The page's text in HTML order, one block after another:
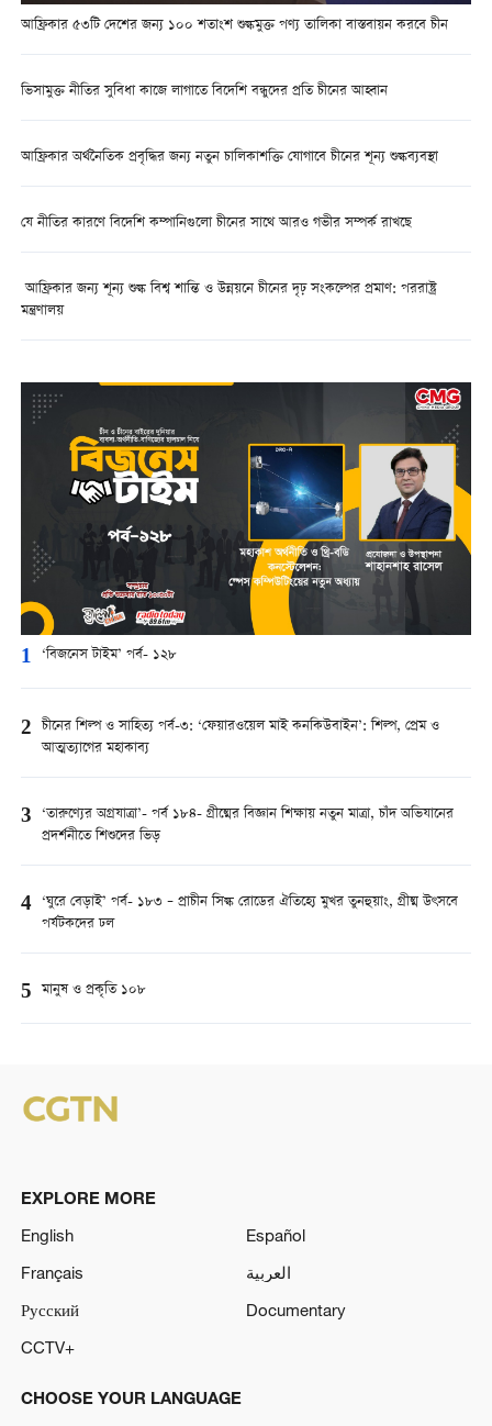
আফ্রিকার ৫৩টি দেশের জন্য ১০০ শতাংশ শুল্কমুক্ত পণ্য তালিকা বাস্তবায়ন করবে চীন
ভিসামুক্ত নীতির সুবিধা কাজে লাগাতে বিদেশি বন্ধুদের প্রতি চীনের আহ্বান
আফ্রিকার অর্থনৈতিক প্রবৃদ্ধির জন্য নতুন চালিকাশক্তি যোগাবে চীনের শূন্য শুল্কব্যবস্থা
যে নীতির কারণে বিদেশি কম্পানিগুলো চীনের সাথে আরও গভীর সম্পর্ক রাখছে
আফ্রিকার জন্য শূন্য শুল্ক বিশ্ব শান্তি ও উন্নয়নে চীনের দৃঢ় সংকল্পের প্রমাণ: পররাষ্ট্র
মন্ত্রণালয়
1 ‘বিজনেস টাইম’ পর্ব- ১২৮
2 চীনের শিল্প ও সাহিত্য পর্ব-৩: ‘ফেয়ারওয়েল মাই কনকিউবাইন’: শিল্প, প্রেম ও
আত্মত্যাগের মহাকাব্য
3 ‘তারুণ্যের অগ্রযাত্রা’- পর্ব ১৮৪- গ্রীষ্মের বিজ্ঞান শিক্ষায় নতুন মাত্রা, চাঁদ অভিযানের
প্রদর্শনীতে শিশুদের ভিড়
4 ‘ঘুরে বেড়াই’ পর্ব- ১৮৩ – প্রাচীন সিল্ক রোডের ঐতিহ্যে মুখর তুনহুয়াং, গ্রীষ্ম উৎসবে
পর্যটকদের ঢল
5 মানুষ ও প্রকৃতি ১০৮
EXPLORE MORE
English
Español
Français
العربية
Русский
Documentary
CCTV+
CHOOSE YOUR LANGUAGE